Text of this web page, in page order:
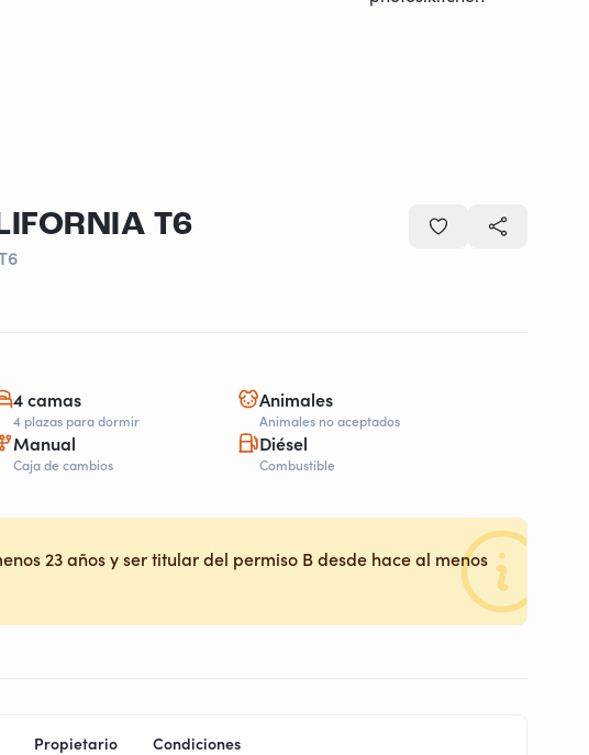
T6
4 camas
4 plazas para dormir
Animales
Animales no aceptados
Manual
Caja de cambios
Diésel
Combustible
23 años y ser titular del permiso B desde hace al menos
Propietario Condiciones